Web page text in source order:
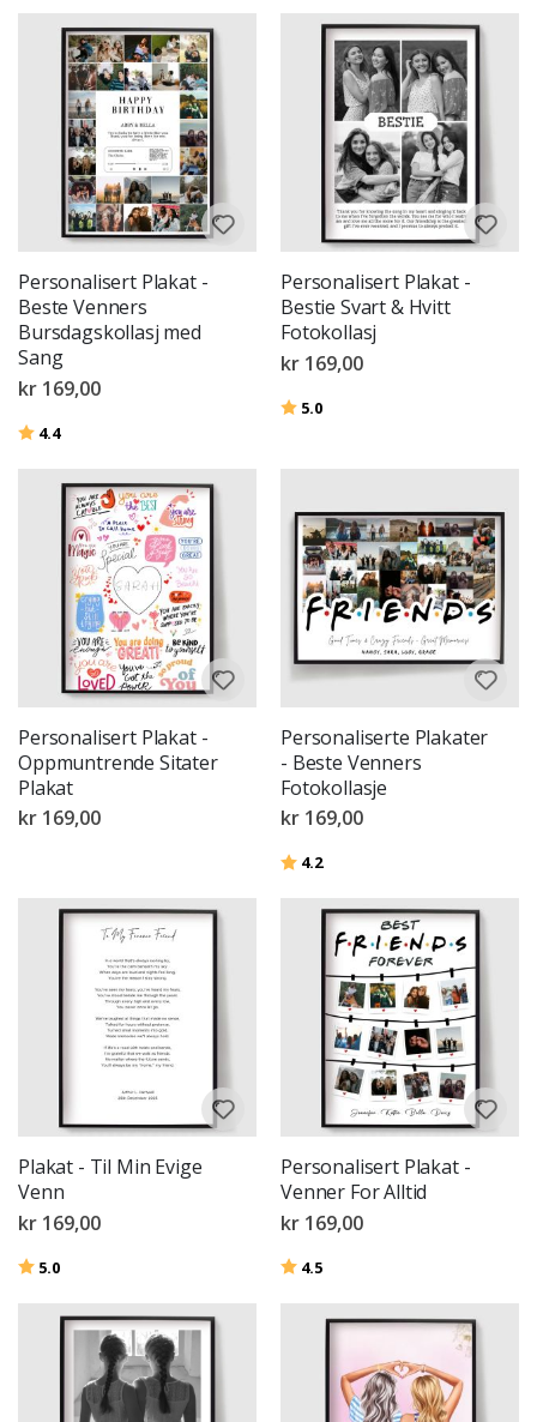
Personalisert Plakat -
Beste Venners
Bursdagskollasj med
Sang
kr 169,00
Karakter:
4.4av 5 mulige
Personalisert Plakat -
Bestie Svart & Hvitt
Fotokollasj
kr 169,00
Karakter:
5.0
Personalisert Plakat -
Oppmuntrende Sitater
Plakat
kr 169,00
Personaliserte Plakater
- Beste Venners
Fotokollasje
kr 169,00
Karakter:
4.2
Plakat - Til Min Evige
Venn
kr 169,00
Karakter:
5.0
Personalisert Plakat -
Venner For Alltid
kr 169,00
Karakter:
4.5